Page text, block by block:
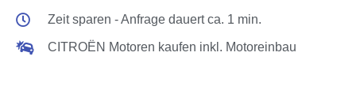
Zeit sparen - Anfrage dauert ca. 1 min.
CITROËN Motoren kaufen inkl. Motoreinbau